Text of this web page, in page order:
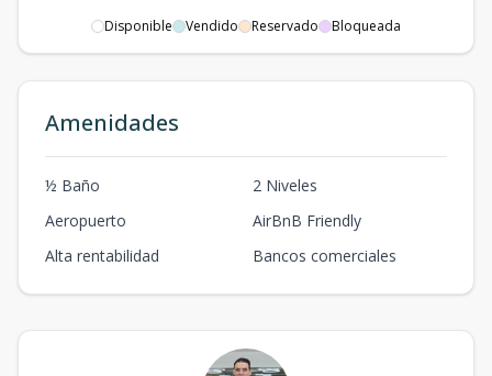
Disponible Vendido Reservado Bloqueada
Amenidades
½ Baño
2 Niveles
Aeropuerto
AirBnB Friendly
Alta rentabilidad
Bancos comerciales